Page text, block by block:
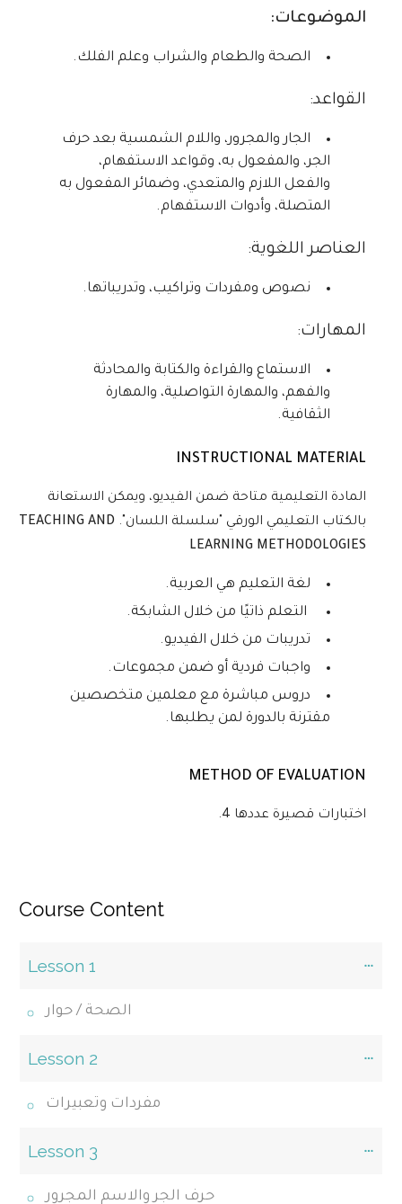
الموضوعات:
الصحة والطعام والشراب وعلم الفلك.
القواعد:
الجار والمجرور، واللام الشمسية بعد حرف
الجر، والمفعول به، وقواعد الاستفهام،
والفعل اللازم والمتعدي، وضمائر المفعول به
المتصلة، وأدوات الاستفهام.
العناصر اللغوية:
نصوص ومفردات وتراكيب، وتدريباتها.
المهارات:
الاستماع والقراءة والكتابة والمحادثة
والفهم، والمهارة التواصلية، والمهارة
الثقافية.
INSTRUCTIONAL MATERIAL
المادة التعليمية متاحة ضمن الفيديو، ويمكن الاستعانة
بالكتاب التعليمي الورقي "سلسلة اللسان". TEACHING AND
LEARNING METHODOLOGIES
لغة التعليم هي العربية.
التعلم ذاتيًا من خلال الشابكة.
تدريبات من خلال الفيديو.
واجبات فردية أو ضمن مجموعات.
دروس مباشرة مع معلمين متخصصين
مقترنة بالدورة لمن يطلبها.
METHOD OF EVALUATION
اختبارات قصيرة عددها 4.
Course Content
Lesson 1
الصحة / حوار
Lesson 2
مفردات وتعبيرات
Lesson 3
حرف الجر والاسم المجرور